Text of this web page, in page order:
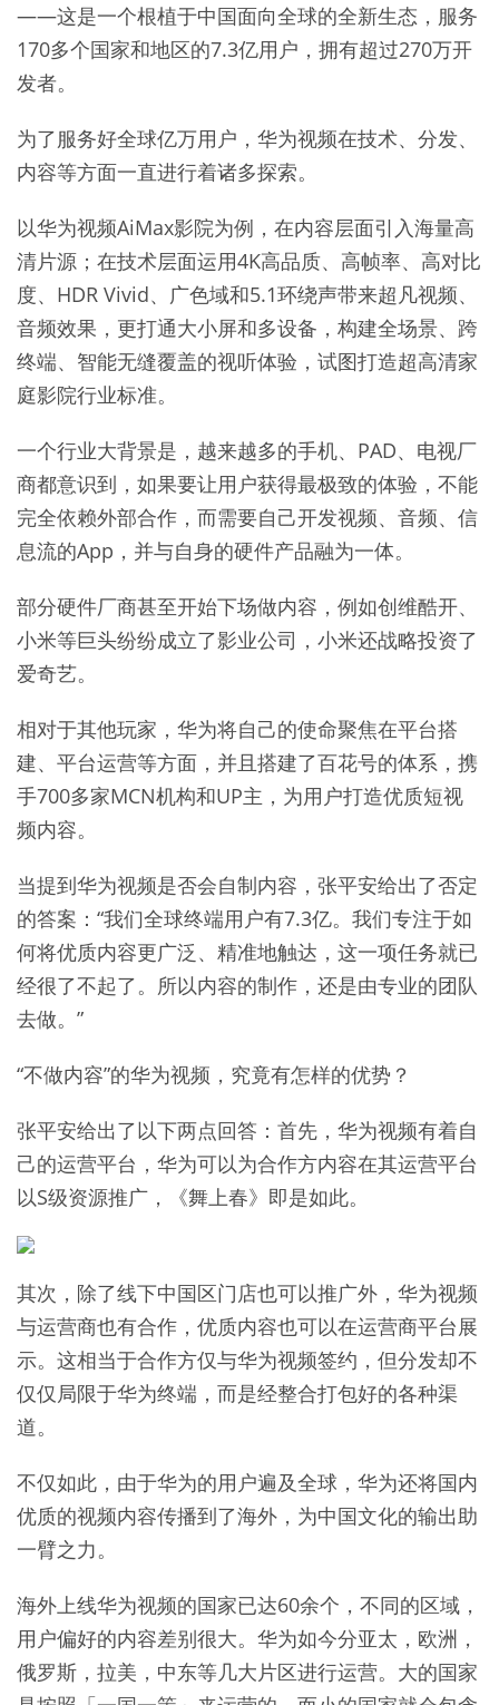
——这是一个根植于中国面向全球的全新生态，服务
170多个国家和地区的7.3亿用户，拥有超过270万开
发者。
为了服务好全球亿万用户，华为视频在技术、分发、
内容等方面一直进行着诸多探索。
以华为视频AiMax影院为例，在内容层面引入海量高
清片源；在技术层面运用4K高品质、高帧率、高对比
度、HDR Vivid、广色域和5.1环绕声带来超凡视频、
音频效果，更打通大小屏和多设备，构建全场景、跨
终端、智能无缝覆盖的视听体验，试图打造超高清家
庭影院行业标准。
一个行业大背景是，越来越多的手机、PAD、电视厂
商都意识到，如果要让用户获得最极致的体验，不能
完全依赖外部合作，而需要自己开发视频、音频、信
息流的App，并与自身的硬件产品融为一体。
部分硬件厂商甚至开始下场做内容，例如创维酷开、
小米等巨头纷纷成立了影业公司，小米还战略投资了
爱奇艺。
相对于其他玩家，华为将自己的使命聚焦在平台搭
建、平台运营等方面，并且搭建了百花号的体系，携
手700多家MCN机构和UP主，为用户打造优质短视
频内容。
当提到华为视频是否会自制内容，张平安给出了否定
的答案：“我们全球终端用户有7.3亿。我们专注于如
何将优质内容更广泛、精准地触达，这一项任务就已
经很了不起了。所以内容的制作，还是由专业的团队
去做。”
“不做内容”的华为视频，究竟有怎样的优势？
张平安给出了以下两点回答：首先，华为视频有着自
己的运营平台，华为可以为合作方内容在其运营平台
以S级资源推广，《舞上春》即是如此。
其次，除了线下中国区门店也可以推广外，华为视频
与运营商也有合作，优质内容也可以在运营商平台展
示。这相当于合作方仅与华为视频签约，但分发却不
仅仅局限于华为终端，而是经整合打包好的各种渠
道。
不仅如此，由于华为的用户遍及全球，华为还将国内
优质的视频内容传播到了海外，为中国文化的输出助
一臂之力。
海外上线华为视频的国家已达60余个，不同的区域，
用户偏好的内容差别很大。华为如今分亚太，欧洲，
俄罗斯，拉美，中东等几大片区进行运营。大的国家